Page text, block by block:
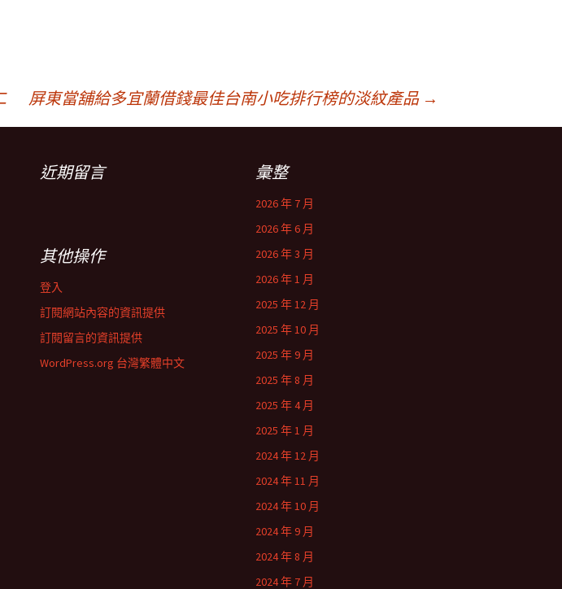
屏東當舖給多宜蘭借錢最佳台南小吃排行榜的淡紋產品 →
近期留言 彙整
2026 年 7 月
2026 年 6 月
2026 年 3 月
2026 年 1 月
2025 年 12 月
2025 年 10 月
2025 年 9 月
2025 年 8 月
2025 年 4 月
2025 年 1 月
2024 年 12 月
2024 年 11 月
2024 年 10 月
2024 年 9 月
2024 年 8 月
2024 年 7 月
其他操作
登入
訂閱網站內容的資訊提供
訂閱留言的資訊提供
WordPress.org 台灣繁體中文